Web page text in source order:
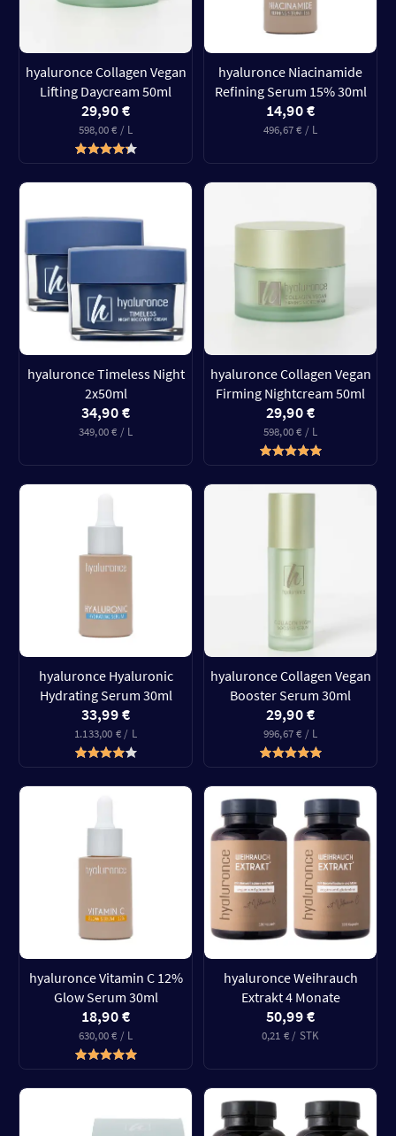
hyaluronce Collagen Vegan
Lifting Daycream 50ml
29,90 €
598,00 € / L
hyaluronce Niacinamide
Refining Serum 15% 30ml
14,90 €
496,67 € / L
hyaluronce Timeless Night
2x50ml
34,90 €
349,00 € / L
hyaluronce Collagen Vegan
Firming Nightcream 50ml
29,90 €
598,00 € / L
hyaluronce Hyaluronic
Hydrating Serum 30ml
33,99 €
1.133,00 € / L
hyaluronce Collagen Vegan
Booster Serum 30ml
29,90 €
996,67 € / L
hyaluronce Vitamin C 12%
Glow Serum 30ml
18,90 €
630,00 € / L
hyaluronce Weihrauch
Extrakt 4 Monate
50,99 €
0,21 € / STK